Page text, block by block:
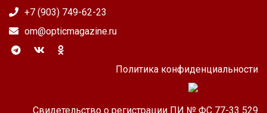
+7 (903) 749-62-23
om@opticmagazine.ru
Политика конфиденциальности
Свидетельство о регистрации ПИ № ФС 77-33 529